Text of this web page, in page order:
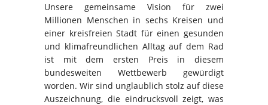
Unsere gemeinsame Vision für zwei
Millionen Menschen in sechs Kreisen und
einer kreisfreien Stadt für einen gesunden
und klimafreundlichen Alltag auf dem Rad
ist mit dem ersten Preis in diesem
bundesweiten Wettbewerb gewürdigt
worden. Wir sind unglaublich stolz auf diese
Auszeichnung, die eindrucksvoll zeigt, was